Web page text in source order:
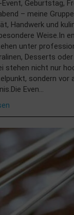
Geburtstag,
– meine
Handwerk und
Weise.In
unter
Desserts
stehen nicht nur
sondern vor
Even...